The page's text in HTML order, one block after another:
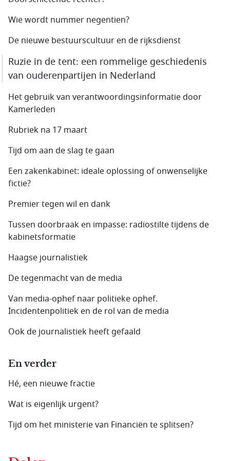
Wie wordt nummer negentien?
De nieuwe bestuurscultuur en de rijksdienst
Ruzie in de tent: een rommelige geschiedenis
van ouderenpartijen in Nederland
Het gebruik van verantwoordingsinformatie door
Kamerleden
Rubriek na 17 maart
Tijd om aan de slag te gaan
Een zakenkabinet: ideale oplossing of onwenselijke
fictie?
Premier tegen wil en dank
Tussen doorbraak en impasse: radiostilte tijdens de
kabinetsformatie
Haagse journalistiek
De tegenmacht van de media
Van media-ophef naar politieke ophef.
Incidentenpolitiek en de rol van de media
Ook de journalistiek heeft gefaald
En verder
Hé, een nieuwe fractie
Wat is eigenlijk urgent?
Tijd om het ministerie van Financiën te splitsen?